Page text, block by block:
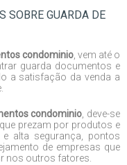
SOBRE GUARDA DE
condominio , vem até o
guarda documentos e
a satisfação da venda a
condominio , deve-se
prezam por produtos e
alta segurança, pontos
de empresas que
nos outros fatores.